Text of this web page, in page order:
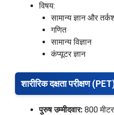
विषय:
सामान्य ज्ञान और
गणित
सामान्य विज्ञान
कंप्यूटर ज्ञान
शारीरिक दक्षता परीक्षण
पुरुष उम्मीदवार: 800